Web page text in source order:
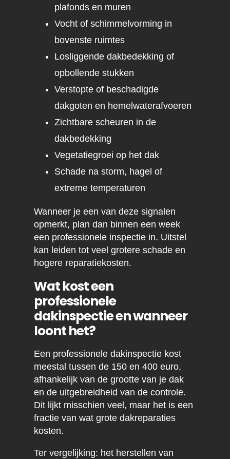
plafonds en muren
Vocht of schimmelvorming in
bovenste ruimtes
Losliggende dakbedekking of
opbollende stukken
Verstopte of beschadigde
dakgoten en hemelwaterafvoeren
Zichtbare scheuren in de
dakbedekking
Vegetatiegroei op het dak
Schade na storm, hagel of
extreme temperaturen
Wanneer je een van deze signalen
opmerkt, plan dan binnen een week
een professionele inspectie in. Uitstel
kan leiden tot veel grotere schade en
hogere reparatiekosten.
Wat kost een
professionele
dakinspectie en wanneer
loont het?
Een professionele dakinspectie kost
meestal tussen de 150 en 400 euro,
afhankelijk van de grootte van je dak
en de uitgebreidheid van de controle.
Dit lijkt misschien veel, maar het is een
fractie van wat grote dakreparaties
kosten.
Ter vergelijking: het herstellen van